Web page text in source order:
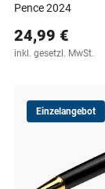
Pence 2024
24,99 €
inkl. gesetzl. MwSt.
Einzelangebot